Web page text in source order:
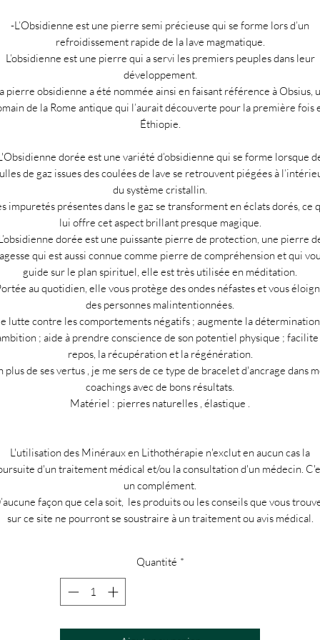
-L’Obsidienne est une pierre semi précieuse qui se forme lors d’un
refroidissement rapide de la lave magmatique.
L’obsidienne est une pierre qui a servi les premiers peuples dans leur
développement.
pierre obsidienne a été nommée ainsi en faisant référence à Obsius,
de la Rome antique qui l’aurait découverte pour la première fois
Éthiopie.
dorée est une variété d’obsidienne qui se forme lorsque
de gaz issues des coulées de lave se retrouvent piégées à
du système cristallin.
impuretés présentes dans le gaz se transforment en éclats dorés, ce
lui offre cet aspect brillant presque magique.
dorée est une puissante pierre de protection, une pierre
qui est aussi connue comme pierre de compréhension et qui
guide sur le plan spirituel, elle est très utilisée en méditation.
au quotidien, elle vous protège des ondes néfastes et vous
des personnes malintentionnées.
lutte contre les comportements négatifs ; augmente la
; aide à prendre conscience de son potentiel physique ;
repos, la récupération et la régénération.
plus de ses vertus , je me sers de ce type de bracelet d'ancrage dans
coachings avec de bons résultats.
Matériel : pierres naturelles , élastique .
L'utilisation des Minéraux en Lithothérapie n'exclut en aucun cas la
d'un traitement médical et/ou la consultation d'un médecin.
un complément.
façon que cela soit, les produits ou les conseils que vous
sur ce site ne pourront se soustraire à un traitement ou avis médical.
Quantité *